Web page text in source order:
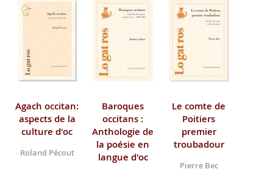
Agach occitan:
aspects de la
culture d'oc
Roland Pécout
Baroques
occitans :
Anthologie de
la poésie en
langue d'oc
Le comte de
Poitiers
premier
troubadour
Pierre Bec